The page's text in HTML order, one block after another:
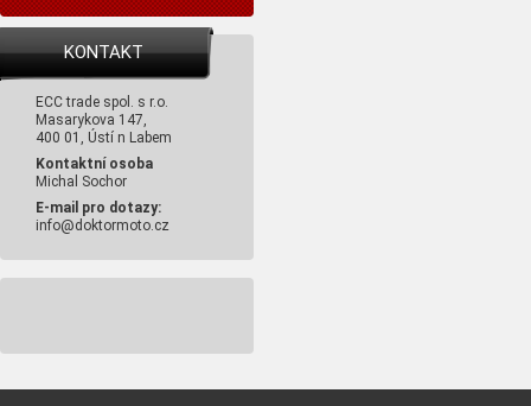
KONTAKT
ECC trade spol. s r.o.
Masarykova 147,
400 01, Ústí n Labem
Kontaktní osoba
Michal Sochor
E-mail pro dotazy:
info@doktormoto.cz